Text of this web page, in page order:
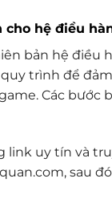
cho hệ điều
bản hệ điều
trình để đảm
Các bước
link uy tín và
sau